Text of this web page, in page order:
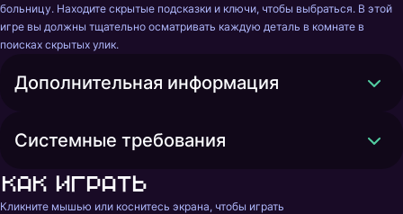
больницу. Находите скрытые подсказки и ключи, чтобы выбраться. В этой
игре вы должны тщательно осматривать каждую деталь в комнате в
поисках скрытых улик.
Дополнительная информация
Системные требования
Как играть
Кликните мышью или коснитесь экрана, чтобы играть